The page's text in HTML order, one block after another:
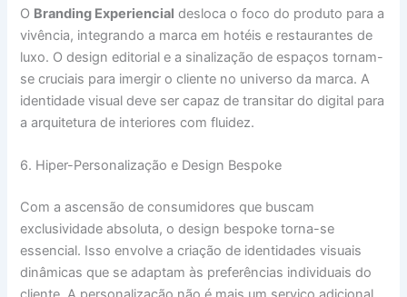
O Branding Experiencial desloca o foco do produto para a
vivência, integrando a marca em hotéis e restaurantes de
luxo. O design editorial e a sinalização de espaços tornam-
se cruciais para imergir o cliente no universo da marca. A
identidade visual deve ser capaz de transitar do digital para
a arquitetura de interiores com fluidez.
6. Hiper-Personalização e Design Bespoke
Com a ascensão de consumidores que buscam
exclusividade absoluta, o design bespoke torna-se
essencial. Isso envolve a criação de identidades visuais
dinâmicas que se adaptam às preferências individuais do